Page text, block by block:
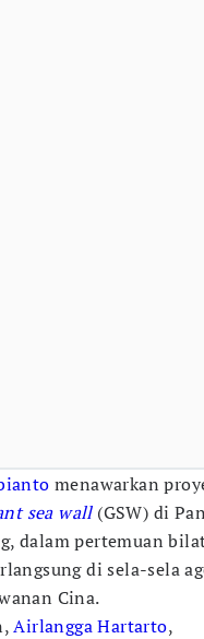
menawarkan
sea wall(GSW) di
dalam pertemuan
di sela-sela
Cina.
Airlangga Hartarto,